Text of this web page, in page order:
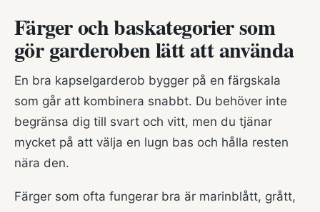
Färger och baskategorier som
gör garderoben lätt att använda
En bra kapselgarderob bygger på en färgskala
som går att kombinera snabbt. Du behöver inte
begränsa dig till svart och vitt, men du tjänar
mycket på att välja en lugn bas och hålla resten
nära den.
Färger som ofta fungerar bra är marinblått, grått,